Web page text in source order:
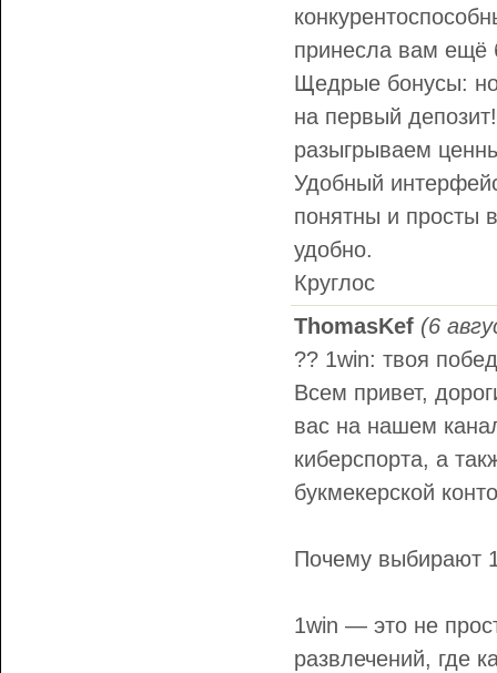
принесла вам ещё
Щедрые бонусы:
на первый
разыгрываем
Удобный
понятны и просты
удобно.
Круглос
ThomasKef (6
?? 1win: твоя
Всем привет,
вас на нашем
киберспорта, а
букмекерской
Почему выбирают
1win — это не
развлечений, где